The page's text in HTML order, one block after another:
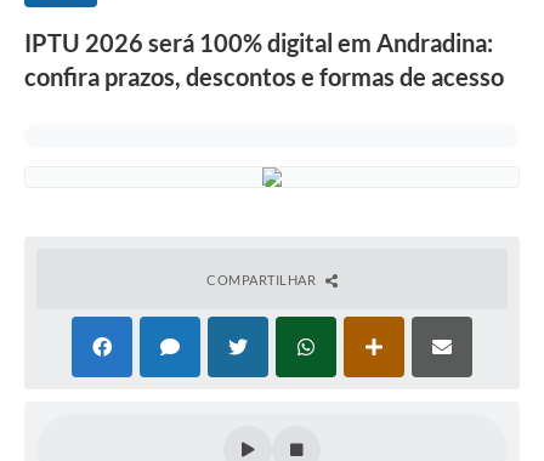
IPTU 2026 será 100% digital em Andradina:
confira prazos, descontos e formas de acesso
COMPARTILHAR